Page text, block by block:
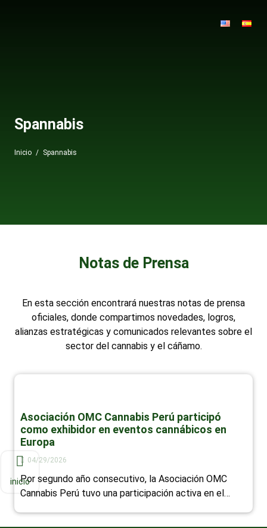
Spannabis
Inicio / Spannabis
Notas de Prensa
En esta sección encontrará nuestras notas de prensa
oficiales, donde compartimos novedades, logros,
alianzas estratégicas y comunicados relevantes sobre el
sector del cannabis y el cáñamo.
Asociación OMC Cannabis Perú participó
como exhibidor en eventos cannábicos en
Europa
04/29/2026
Por segundo año consecutivo, la Asociación OMC
Cannabis Perú tuvo una participación activa en el…
inicio